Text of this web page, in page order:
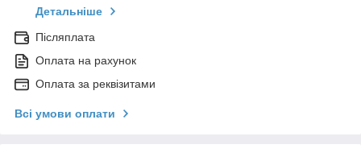
Детальніше
Післяплата
Оплата на рахунок
Оплата за реквізитами
Всі умови оплати